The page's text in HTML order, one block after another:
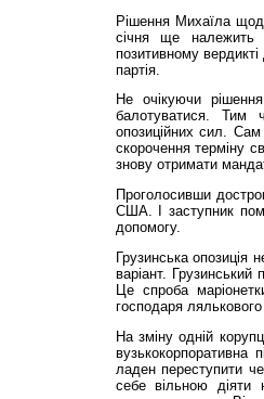
Рішення Михаїла
січня ще належить
позитивному
партія.
Не очікуючи
балотуватися. Тим
опозиційних сил.
скорочення терміну
знову отримати
Проголосивши
США. І заступник
допомогу.
Грузинська опозиція
варіант.
Це спроба
господаря лялькового
На зміну одній
вузькокорпоративна
ладен переступити
себе вільною